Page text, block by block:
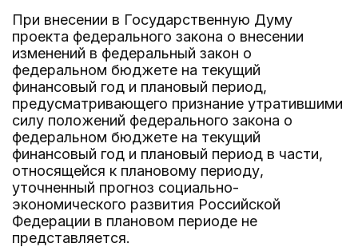
При внесении в Государственную Думу
проекта федерального закона о внесении
изменений в федеральный закон о
федеральном бюджете на текущий
финансовый год и плановый период,
предусматривающего признание утратившими
силу положений федерального закона о
федеральном бюджете на текущий
финансовый год и плановый период в части,
относящейся к плановому периоду,
уточненный прогноз социально-
экономического развития Российской
Федерации в плановом периоде не
представляется.